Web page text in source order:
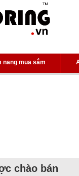
nang mua sắm
chào bán